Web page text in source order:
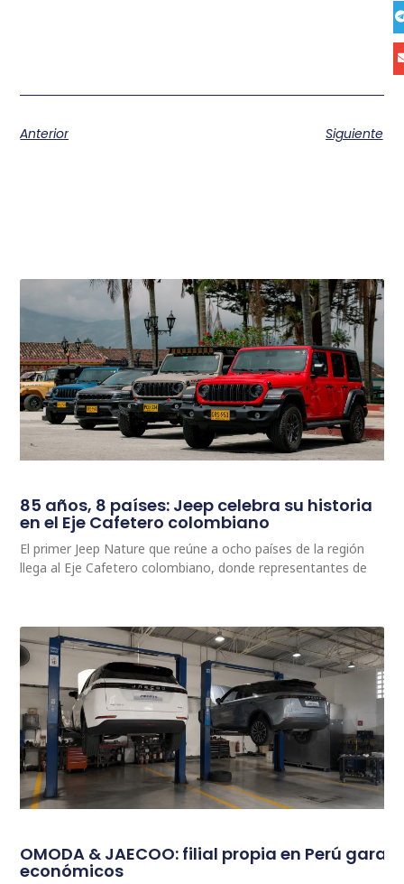
Anterior Siguiente
85 años, 8 países: Jeep celebra su historia
en el Eje Cafetero colombiano
El primer Jeep Nature que reúne a ocho países de la región
llega al Eje Cafetero colombiano, donde representantes de
OMODA & JAECOO: filial propia en Perú
económicos